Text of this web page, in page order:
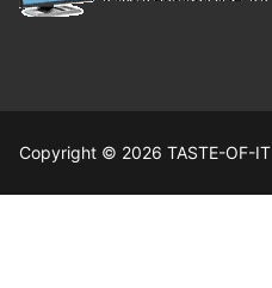
Copyright © 2026 TASTE-OF-IT